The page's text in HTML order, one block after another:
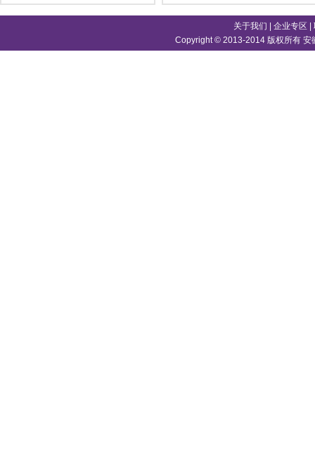
关于我们 企业专区
Copyright © 2013-2014 版权所有 安